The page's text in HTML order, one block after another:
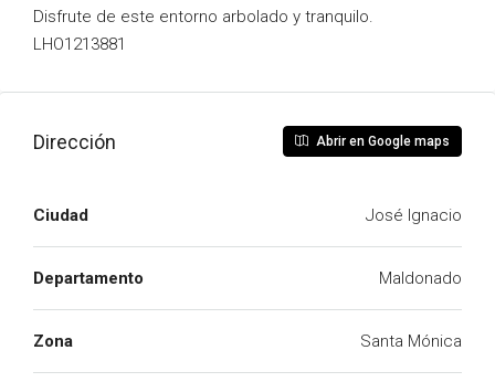
Disfrute de este entorno arbolado y tranquilo.
LHO1213881
Dirección Abrir en Google maps
Ciudad José Ignacio
Departamento Maldonado
Zona Santa Mónica